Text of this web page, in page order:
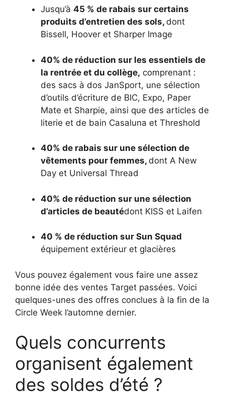
Jusqu’à 45 % de rabais sur certains
produits d’entretien des sols, dont
Bissell, Hoover et Sharper Image
40% de réduction sur les essentiels de
la rentrée et du collège, comprenant :
des sacs à dos JanSport, une sélection
d’outils d’écriture de BIC, Expo, Paper
Mate et Sharpie, ainsi que des articles de
literie et de bain Casaluna et Threshold
40% de rabais sur une sélection de
vêtements pour femmes, dont A New
Day et Universal Thread
40% de réduction sur une sélection
d’articles de beautédont KISS et Laifen
40 % de réduction sur Sun Squad
équipement extérieur et glacières
Vous pouvez également vous faire une assez
bonne idée des ventes Target passées. Voici
quelques-unes des offres conclues à la fin de la
Circle Week l’automne dernier.
Quels concurrents
organisent également
des soldes d’été ?